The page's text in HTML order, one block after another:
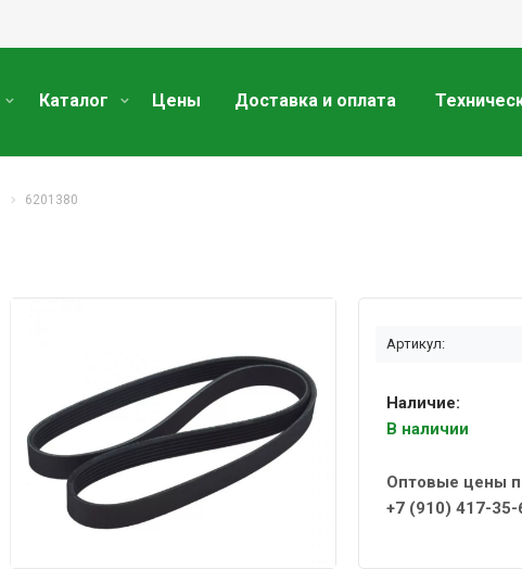
Каталог Цены Доставка и оплата
6201380
Артикул:
Наличие:
В наличии
Оптовые цены
+7 (910) 417-35-